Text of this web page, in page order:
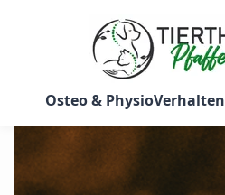
Osteo & PhysioVerhalten